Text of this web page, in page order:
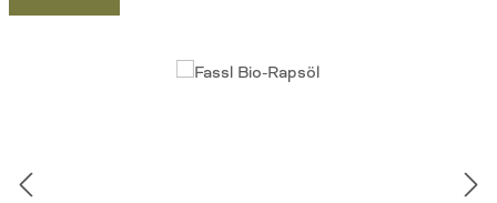
Bildergalerie überspringen